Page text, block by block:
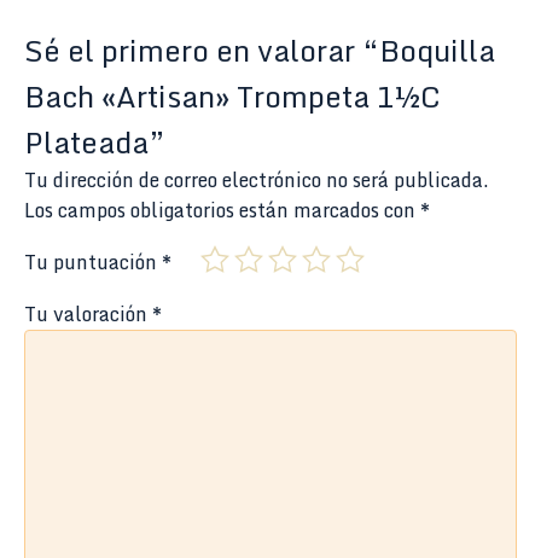
Sé el primero en valorar “Boquilla
Bach «Artisan» Trompeta 1½C
Plateada”
Tu dirección de correo electrónico no será publicada.
Los campos obligatorios están marcados con *
Tu puntuación *
Tu valoración *